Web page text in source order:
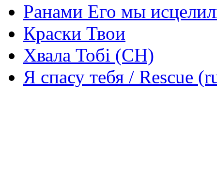
Ранами Его мы
Краски Твои
Хвала Тобі (СН)
Я спасу тебя / Rescue